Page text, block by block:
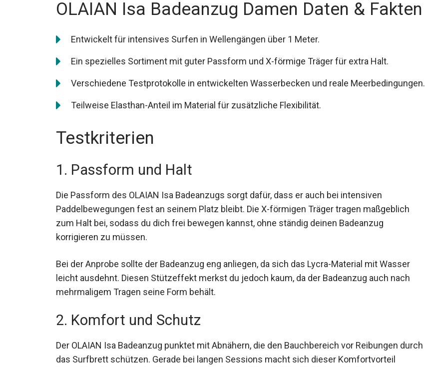
OLAIAN Isa Badeanzug Damen Daten & Fakten
Entwickelt für intensives Surfen in Wellengängen über 1 Meter.
Ein spezielles Sortiment mit guter Passform und X-förmige Träger für extra Halt.
Verschiedene Testprotokolle in entwickelten Wasserbecken und reale Meerbedingungen.
Teilweise Elasthan-Anteil im Material für zusätzliche Flexibilität.
Testkriterien
1. Passform und Halt
Die Passform des OLAIAN Isa Badeanzugs sorgt dafür, dass er auch bei intensiven
Paddelbewegungen fest an seinem Platz bleibt. Die X-förmigen Träger tragen maßgeblich
zum Halt bei, sodass du dich frei bewegen kannst, ohne ständig deinen Badeanzug
korrigieren zu müssen.
Bei der Anprobe sollte der Badeanzug eng anliegen, da sich das Lycra-Material mit Wasser
leicht ausdehnt. Diesen Stützeffekt merkst du jedoch kaum, da der Badeanzug auch nach
mehrmaligem Tragen seine Form behält.
2. Komfort und Schutz
Der OLAIAN Isa Badeanzug punktet mit Abnähern, die den Bauchbereich vor Reibungen durch
das Surfbrett schützen. Gerade bei langen Sessions macht sich dieser Komfortvorteil